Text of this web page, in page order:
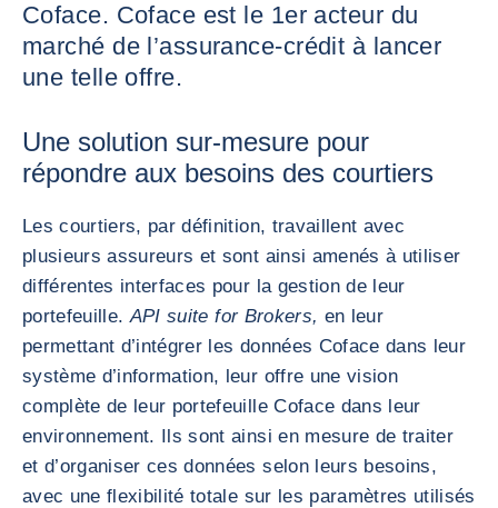
Coface. Coface est le 1er acteur du
marché de l’assurance-crédit à lancer
une telle offre.
Une solution sur-mesure pour
répondre aux besoins des courtiers
Les courtiers, par définition, travaillent avec
plusieurs assureurs et sont ainsi amenés à utiliser
différentes interfaces pour la gestion de leur
portefeuille.API suite for Brokers, en leur
permettant d’intégrer les données Coface dans leur
système d’information, leur offre une vision
complète de leur portefeuille Coface dans leur
environnement. Ils sont ainsi en mesure de traiter
et d’organiser ces données selon leurs besoins,
avec une flexibilité totale sur les paramètres utilisés